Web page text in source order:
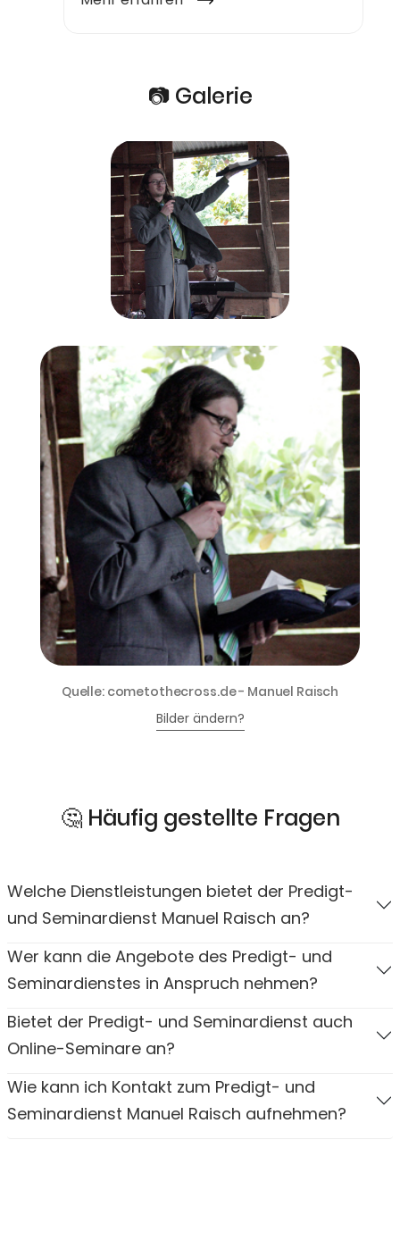
📷 Galerie
Quelle: cometothecross.de - Manuel Raisch
Bilder ändern?
🤔 Häufig gestellte Fragen
Welche Dienstleistungen bietet der Predigt-
und Seminardienst Manuel Raisch an?
Wer kann die Angebote des Predigt- und
Seminardienstes in Anspruch nehmen?
Bietet der Predigt- und Seminardienst auch
Online-Seminare an?
Wie kann ich Kontakt zum Predigt- und
Seminardienst Manuel Raisch aufnehmen?